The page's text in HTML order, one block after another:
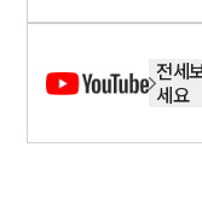
전세
세요